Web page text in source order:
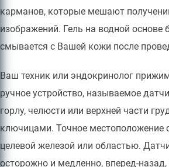
карманов, которые мешают
изображений. Гель на водной основе
смывается с Вашей кожи после
Ваш техник или эндокринолог
ручное устройство, называемое
горлу, челюсти или верхней части
ключицами. Точное местоположение
целевой железой или областью.
осторожно и медленно, вперед-